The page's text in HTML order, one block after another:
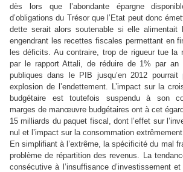
dès lors que l’abondante épargne
d’obligations du Trésor que l’Etat peut donc
dette serait alors soutenable si elle alimentait
engendrant les recettes fiscales permettant en
les déficits. Au contraire, trop de rigueur tue la
par le rapport Attali, de réduire de 1% par an
publiques dans le PIB jusqu’en 2012 pourrait
explosion de l’endettement. L’impact sur la
budgétaire est toutefois suspendu à son
marges de manœuvre budgétaires ont à cet
15 milliards du paquet fiscal, dont l’effet sur
nul et l’impact sur la consommation
En simplifiant à l’extrême, la spécificité du mal
problème de répartition des revenus. La
consécutive à l’insuffisance d’investissement